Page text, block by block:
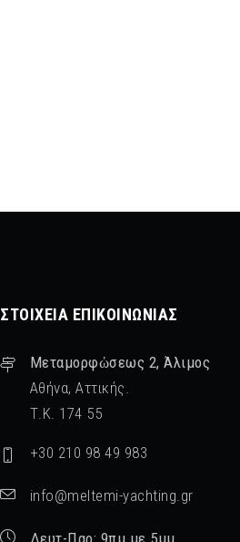
ΣΤΟΙΧΕΊΑ ΕΠΙΚΟΙΝΩΝΊΑΣ
Μεταμορφὠσεως 2, Άλιμος
Αθήνα, Αττικής.
Τ.Κ. 174 55
+30 210 98 49 983
info@meltemi-yachting.gr